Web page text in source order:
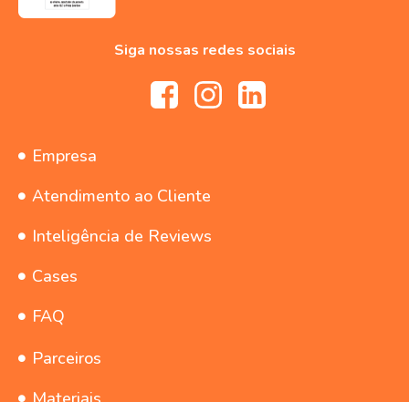
Siga nossas redes sociais
Empresa
Atendimento ao Cliente
Inteligência de Reviews
Cases
FAQ
Parceiros